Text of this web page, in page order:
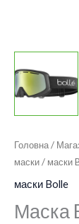
Головна/
маски/ маски
маски Bolle
Маска